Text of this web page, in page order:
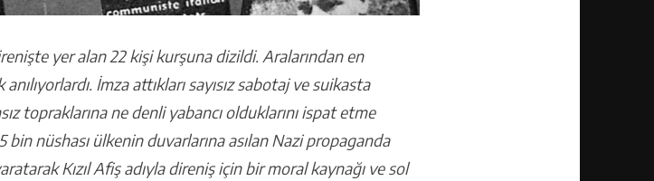
yer alan 22 kişi kurşuna dizildi. Aralarından en
İmza attıkları sayısız sabotaj ve suikasta
topraklarına ne denli yabancı olduklarını ispat etme
bin nüshası ülkenin duvarlarına asılan Nazi propaganda
Kızıl Afiş adıyla direniş için bir moral kaynağı ve sol